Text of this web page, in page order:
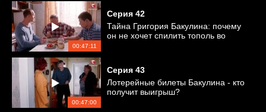
00:47:11
Серия 42
Тайна Григория Бакулина: почему
он не хочет спилить тополь во
00:47:00
Серия 43
Лотерейные билеты Бакулина - кто
получит выигрыш?